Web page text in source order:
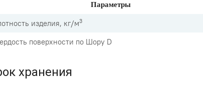
Параметры
изделия, кг/м3
поверхности по Шору D
хранения